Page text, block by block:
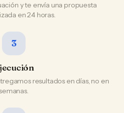
y te envía una propuesta
en 24 horas.
3
resultados en días, no en